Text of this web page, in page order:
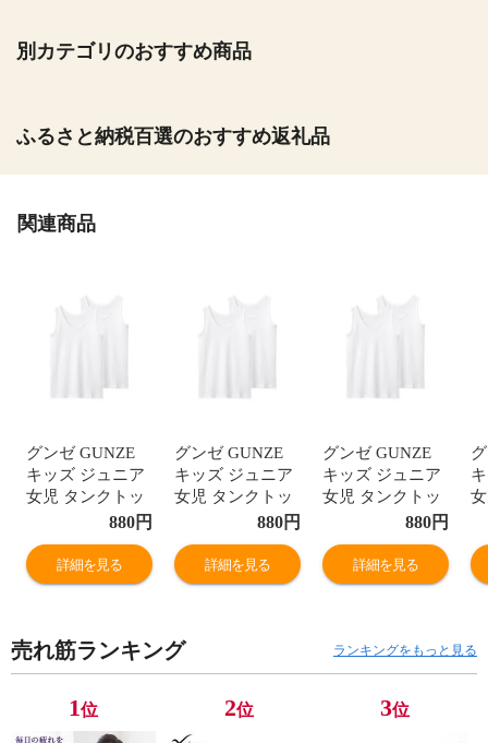
別カテゴリのおすすめ商品
ふるさと納税百選のおすすめ返礼品
関連商品
グンゼ GUNZE
キッズ ジュニア
女児 タンクトッ
プ 2枚組 ガール
100％ 子供肌着
女の子 女児
880円
詳細を見る
グンゼ GUNZE
キッズ ジュニア
女児 タンクトッ
プ 2枚組 ガール
100％ 子供肌着
女の子 女児
880円
詳細を見る
グンゼ GUNZE
キッズ ジュニア
女児 タンクトッ
プ 2枚組 ガール
100％ 子供肌着
女の子 女児
880円
詳細を見る
売れ筋ランキング ランキングをもっと見る
1位 2位 3位